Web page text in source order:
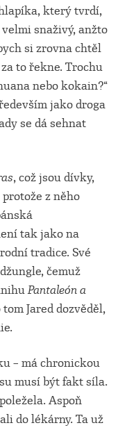
který tvrdí,
snaživý, anžto
si zrovna chtěl
to řekne. Trochu
nebo kokain?“
jako droga
se dá sehnat
, což jsou dívky,
z něho
tak jako na
tradice. Své
čemuž
Pantaleón a
tom Jared dozvěděl,
– má chronickou
musí být fakt síla.
Aspoň
do lékárny. Ta už